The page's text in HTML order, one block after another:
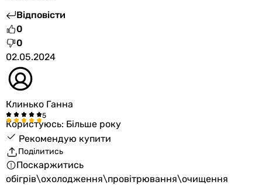
Відповісти
0
0
02.05.2024
Клинько Ганна
Користуюсь: Більше року
Рекомендую купити
Поділитись
Поскаржитись
обігрів\охолодження\провітрювання\очищення